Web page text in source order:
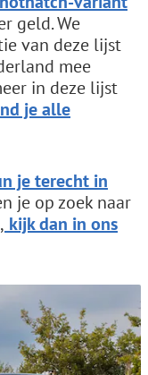
geld. We
van deze lijst
mee
in deze lijst
je alle
je terecht in
je op zoek naar
kijk dan in ons